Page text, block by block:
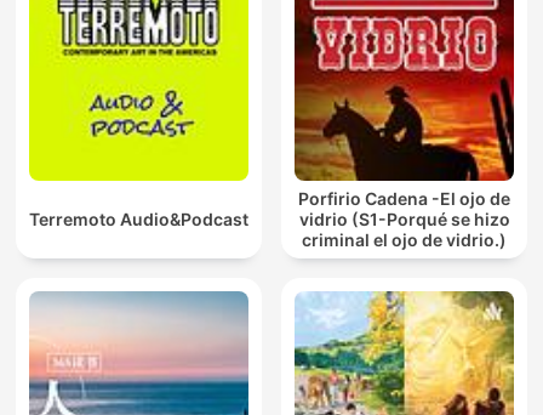
Terremoto Audio&Podcast
Porfirio Cadena -El ojo de
vidrio (S1-Porqué se hizo
criminal el ojo de vidrio.)